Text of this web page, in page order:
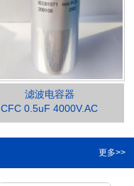
滤波电容器
CFC 0.5uF 4000V.AC
更多>>